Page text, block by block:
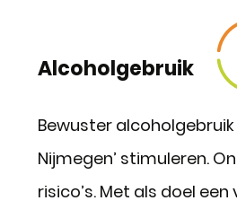
Alcoholgebruik
Bewuster
Nijmegen’ stimuleren.
risico’s. Met als doel